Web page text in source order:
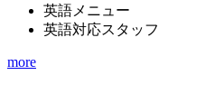
英語メニュー
英語対応スタッフ
more